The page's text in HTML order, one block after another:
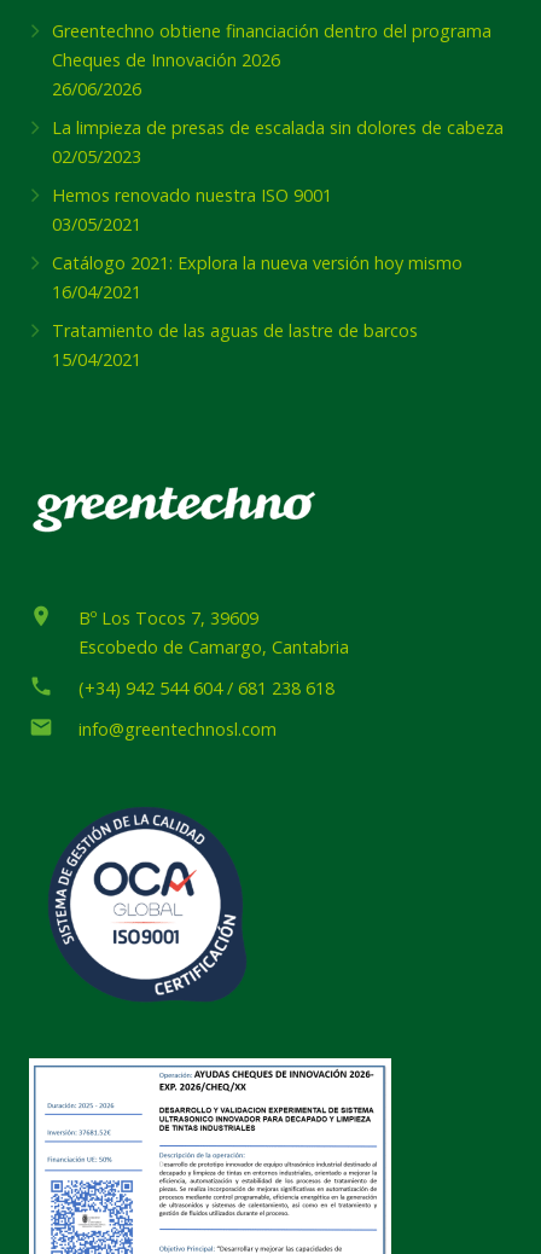
Greentechno obtiene financiación dentro del programa
Cheques de Innovación 2026
26/06/2026
La limpieza de presas de escalada sin dolores de cabeza
02/05/2023
Hemos renovado nuestra ISO 9001
03/05/2021
Catálogo 2021: Explora la nueva versión hoy mismo
16/04/2021
Tratamiento de las aguas de lastre de barcos
15/04/2021
place
Bº Los Tocos 7, 39609
Escobedo de Camargo, Cantabria
phone (+34) 942 544 604 / 681 238 618
email info@greentechnosl.com